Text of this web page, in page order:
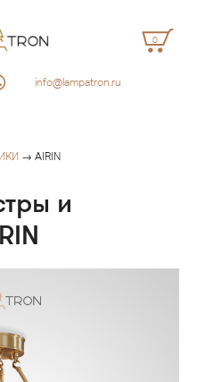
0
info@lampatron.ru
→ AIRIN
и